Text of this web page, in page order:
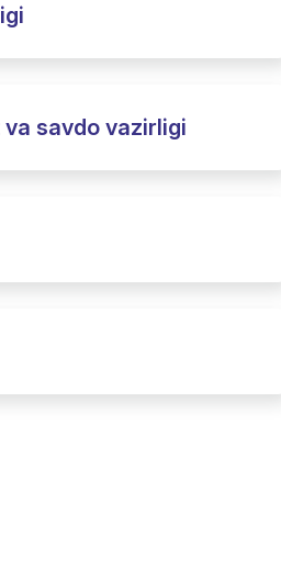
savdo vazirligi